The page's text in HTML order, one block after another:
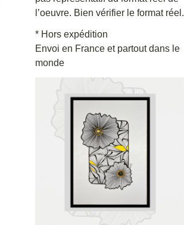
l’oeuvre. Bien vérifier le format réel.
* Hors expédition
Envoi en France et partout dans le
monde